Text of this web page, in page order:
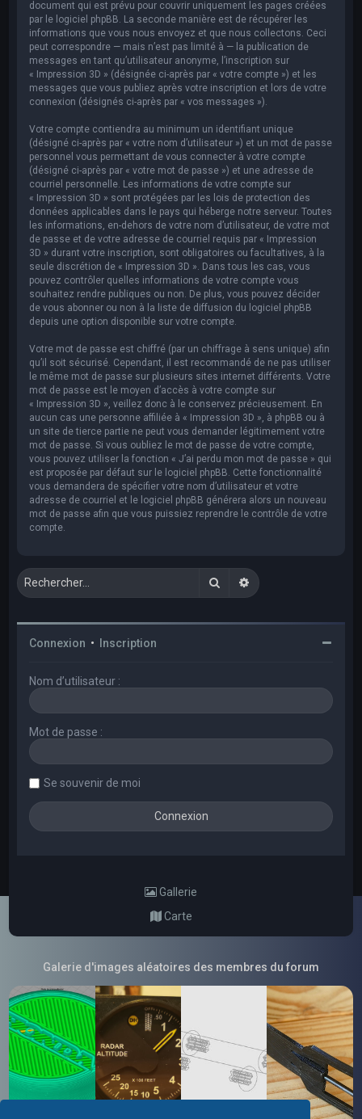
document qui est prévu pour couvrir uniquement les pages créées
par le logiciel phpBB. La seconde manière est de récupérer les
informations que vous nous envoyez et que nous collectons. Ceci
peut correspondre — mais n’est pas limité à — la publication de
messages en tant qu’utilisateur anonyme, l’inscription sur
« Impression 3D » (désignée ci-après par « votre compte ») et les
messages que vous publiez après votre inscription et lors de votre
connexion (désignés ci-après par « vos messages »).
Votre compte contiendra au minimum un identifiant unique
(désigné ci-après par « votre nom d’utilisateur ») et un mot de passe
personnel vous permettant de vous connecter à votre compte
(désigné ci-après par « votre mot de passe ») et une adresse de
courriel personnelle. Les informations de votre compte sur
« Impression 3D » sont protégées par les lois de protection des
données applicables dans le pays qui héberge notre serveur. Toutes
les informations, en-dehors de votre nom d’utilisateur, de votre mot
de passe et de votre adresse de courriel requis par « Impression
3D » durant votre inscription, sont obligatoires ou facultatives, à la
seule discrétion de « Impression 3D ». Dans tous les cas, vous
pouvez contrôler quelles informations de votre compte vous
souhaitez rendre publiques ou non. De plus, vous pouvez décider
de vous abonner ou non à la liste de diffusion du logiciel phpBB
depuis une option disponible sur votre compte.
Votre mot de passe est chiffré (par un chiffrage à sens unique) afin
qu’il soit sécurisé. Cependant, il est recommandé de ne pas utiliser
le même mot de passe sur plusieurs sites internet différents. Votre
mot de passe est le moyen d’accès à votre compte sur
« Impression 3D », veillez donc à le conservez précieusement. En
aucun cas une personne affiliée à « Impression 3D », à phpBB ou à
un site de tierce partie ne peut vous demander légitimement votre
mot de passe. Si vous oubliez le mot de passe de votre compte,
vous pouvez utiliser la fonction « J’ai perdu mon mot de passe » qui
est proposée par défaut sur le logiciel phpBB. Cette fonctionnalité
vous demandera de spécifier votre nom d’utilisateur et votre
adresse de courriel et le logiciel phpBB générera alors un nouveau
mot de passe afin que vous puissiez reprendre le contrôle de votre
compte.
RechercherRecherche avancée
Connexion • Inscription
Nom d’utilisateur :
Mot de passe :
Se souvenir de moi
Gallerie
Carte
Galerie d'images aléatoires des membres du forum